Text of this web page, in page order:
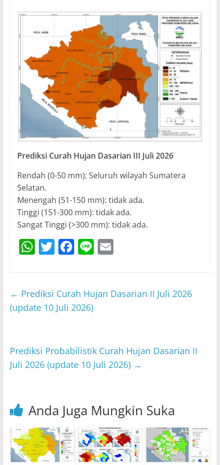
Prediksi Curah Hujan Dasarian III Juli 2026
Rendah (0-50 mm): Seluruh wilayah Sumatera
Selatan.
Menengah (51-150 mm): tidak ada.
Tinggi (151-300 mm): tidak ada.
Sangat Tinggi (>300 mm): tidak ada.
W
s
A
T
er
F
e
b
k
Li E
l
← Prediksi Curah Hujan Dasarian II Juli 2026
(update 10 Juli 2026)
Prediksi Probabilistik Curah Hujan Dasarian II
Juli 2026 (update 10 Juli 2026) →
Anda Juga Mungkin Suka